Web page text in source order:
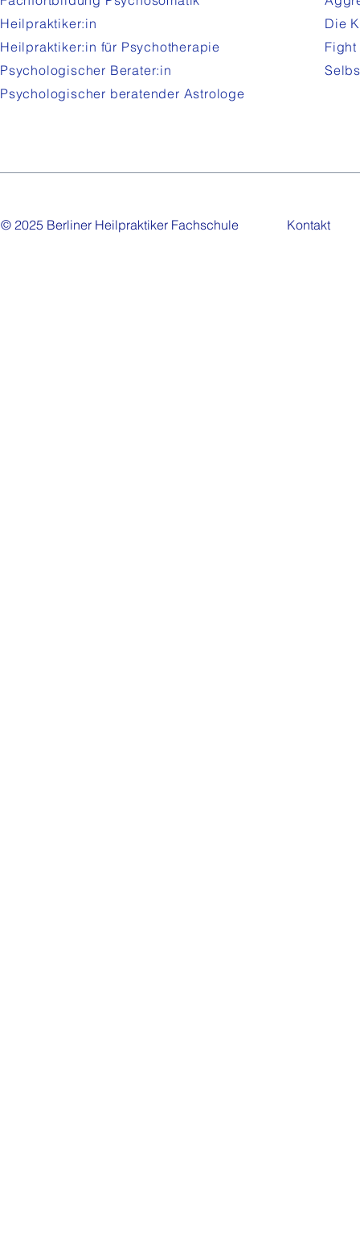
Heilpraktiker:in
Heilpraktiker:in für Psychotherapie
Psychologischer Berater:in
Psychologischer beratender Astrologe
Die
Fight
© 2025 Berliner Heilpraktiker Fachschule Kontakt